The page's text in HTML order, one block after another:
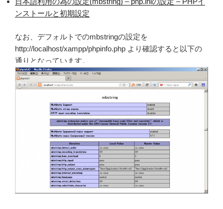
ンストールと初期設定
なお、デフォルトでのmbstringの設定を
http://localhost/xampp/phpinfo.php より確認すると以下の
通りとなっています。